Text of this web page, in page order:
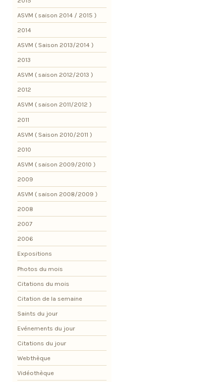
ASVM ( saison 2014 / 2015 )
2014
ASVM ( Saison 2013/2014 )
2013
ASVM ( saison 2012/2013 )
2012
ASVM ( saison 2011/2012 )
2011
ASVM ( Saison 2010/2011 )
2010
ASVM ( saison 2009/2010 )
2009
ASVM ( saison 2008/2009 )
2008
2007
2006
Expositions
Photos du mois
Citations du mois
Citation de la semaine
Saints du jour
Evénements du jour
Citations du jour
Webthèque
Vidéothèque